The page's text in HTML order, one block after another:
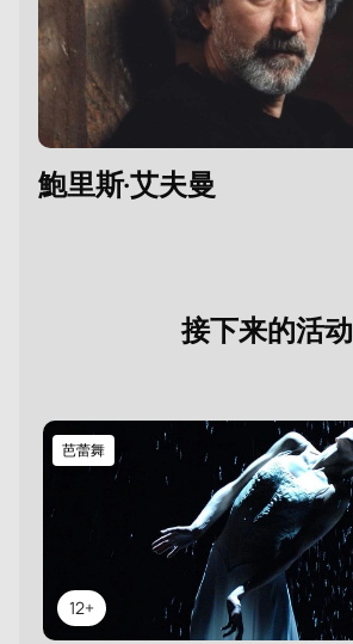
鮑里斯·艾夫曼
接下来的活动
12+
芭蕾舞